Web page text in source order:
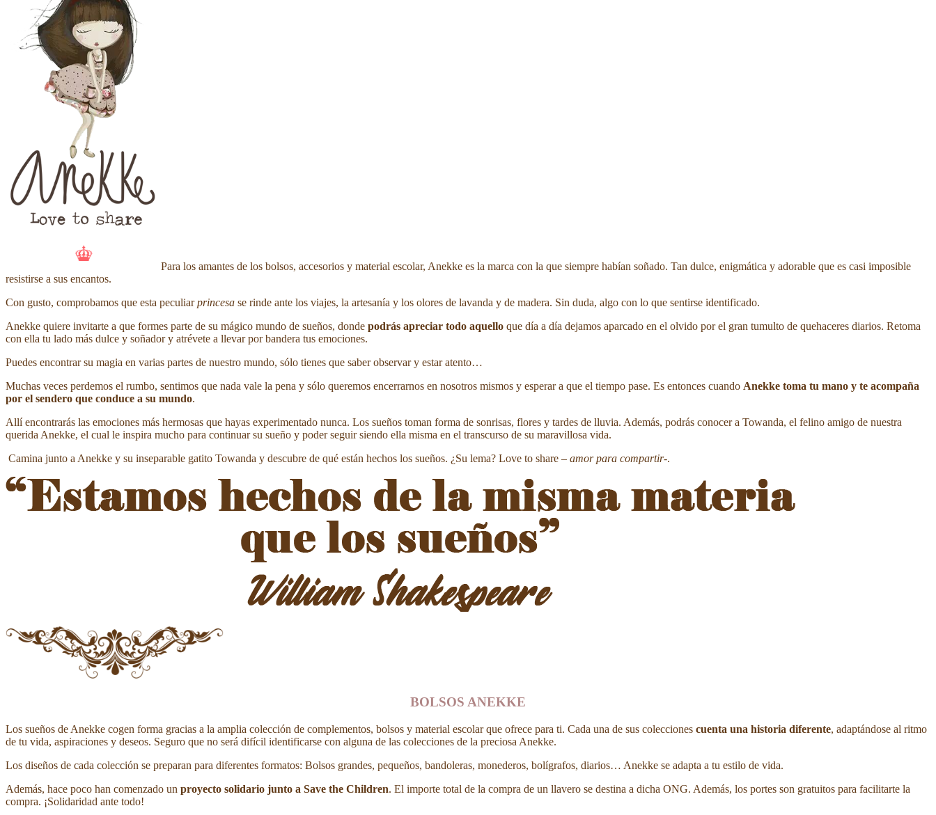
Para los amantes de los bolsos, accesorios y material escolar, Anekke es la marca con la que siempre habían soñado. Tan dulce, enigmática y adorable que es casi imposible
resistirse a sus encantos.
Con gusto, comprobamos que esta peculiarprincesa se rinde ante los viajes, la artesanía y los olores de lavanda y de madera. Sin duda, algo con lo que sentirse identificado.
Anekke quiere invitarte a que formes parte de su mágico mundo de sueños, donde podrás apreciar todo aquello que día a día dejamos aparcado en el olvido por el gran tumulto de quehaceres diarios. Retoma
con ella tu lado más dulce y soñador y atrévete a llevar por bandera tus emociones.
Puedes encontrar su magia en varias partes de nuestro mundo, sólo tienes que saber observar y estar atento…
Muchas veces perdemos el rumbo, sentimos que nada vale la pena y sólo queremos encerrarnos en nosotros mismos y esperar a que el tiempo pase. Es entonces cuando Anekke toma tu mano y te acompaña
por el sendero que conduce a su mundo.
Allí encontrarás las emociones más hermosas que hayas experimentado nunca. Los sueños toman forma de sonrisas, flores y tardes de lluvia. Además, podrás conocer a Towanda, el felino amigo de nuestra
querida Anekke, el cual le inspira mucho para continuar su sueño y poder seguir siendo ella misma en el transcurso de su maravillosa vida.
Camina junto a Anekke y su inseparable gatito Towanda y descubre de qué están hechos los sueños. ¿Su lema? Love to share – amor para compartir-.
BOLSOS ANEKKE
Los sueños de Anekke cogen forma gracias a la amplia colección de complementos, bolsos y material escolar que ofrece para ti. Cada una de sus colecciones cuenta una historia diferente, adaptándose al ritmo
de tu vida, aspiraciones y deseos. Seguro que no será difícil identificarse con alguna de las colecciones de la preciosa Anekke.
Los diseños de cada colección se preparan para diferentes formatos: Bolsos grandes, pequeños, bandoleras, monederos, bolígrafos, diarios… Anekke se adapta a tu estilo de vida.
Además, hace poco han comenzado un proyecto solidario junto a Save the Children. El importe total de la compra de un llavero se destina a dicha ONG. Además, los portes son gratuitos para facilitarte la
compra. ¡Solidaridad ante todo!